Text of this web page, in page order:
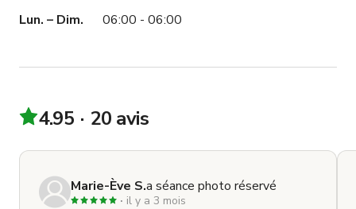
Lun. – Dim. 06:00 - 06:00
4.95 20 avis
Marie-Ève S.a séance photo réservé
il y a 3 mois